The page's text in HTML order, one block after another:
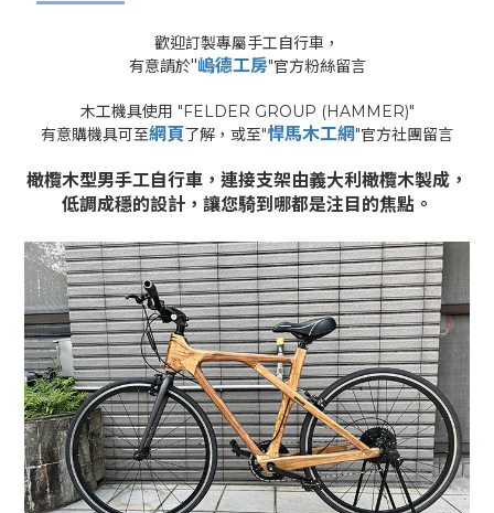
歡迎訂製專屬手工自行車，
有意請於"嵨德工房"官方粉絲留言
木工機具使用 "FELDER GROUP (HAMMER)"
有意購機具可至網頁了解，或至"悍馬木工網"官方社團留言
橄欖木型男手工自行車 ，連接支架由義大利橄欖木製成，
低調成穩的設計，讓您騎到哪都是注目的焦點 。